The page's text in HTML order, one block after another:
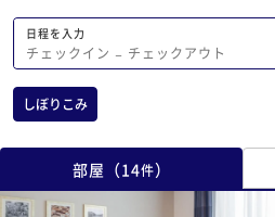
日程を入力
チェックイン − チェックアウト
しぼりこみ
部屋 （14件）